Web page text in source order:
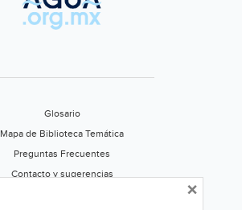
Glosario
Mapa de Biblioteca Temática
Preguntas Frecuentes
Contacto y sugerencias
×